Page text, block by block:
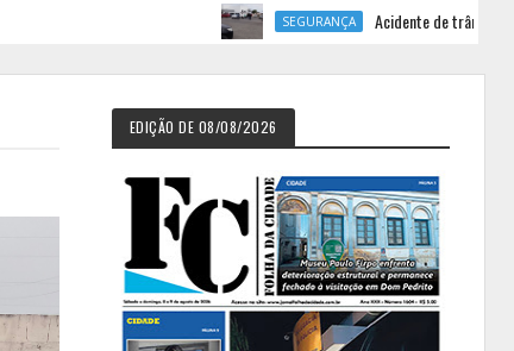
SEGURANÇA Acidente de trânsito deixa
EDIÇÃO DE 08/08/2026